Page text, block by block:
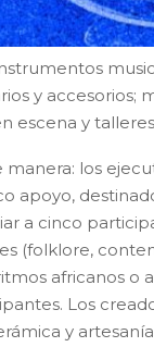
y accesorios;
escena y
los
apoyo,
a cinco
(folklore,
africanos o
Los
y